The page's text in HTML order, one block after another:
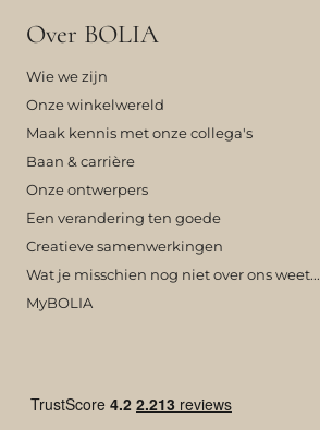
Over BOLIA
Wie we zijn
Onze winkelwereld
Maak kennis met onze collega's
Baan & carrière
Onze ontwerpers
Een verandering ten goede
Creatieve samenwerkingen
Wat je misschien nog niet over ons weet...
MyBOLIA